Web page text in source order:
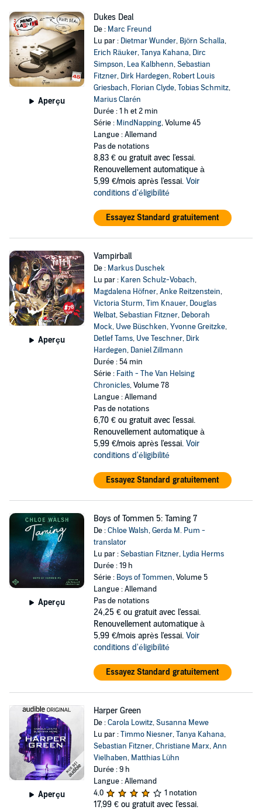
Aperçu
Dukes Deal
De : Marc Freund
Lu par : Dietmar Wunder, Björn Schalla,
Erich Räuker,Tanya Kahana, Dirc
Simpson, Lea Kalbhenn,Sebastian
Fitzner, Dirk Hardegen, Robert Louis
Griesbach, Florian Clyde,Tobias Schmitz,
Marius Clarén
Durée : 1 h et 2 min
Série : MindNapping, Volume 45
Langue : Allemand
Pas de notations
8,83 € ou gratuit avec l'essai.
Renouvellement automatique à
5,99 €/mois après l'essai. Voir
conditions d'éligibilité
Essayez Standard gratuitement
Aperçu
Vampirball
De : Markus Duschek
Lu par : Karen Schulz-Vobach,
Magdalena Höfner,Anke Reitzenstein,
Victoria Sturm,Tim Knauer, Douglas
Welbat,Sebastian Fitzner, Deborah
Mock, Uwe Büschken,Yvonne Greitzke,
Detlef Tams, Uve Teschner, Dirk
Hardegen, Daniel Zillmann
Durée : 54 min
Série : Faith - The Van Helsing
Chronicles, Volume 78
Langue : Allemand
Pas de notations
6,70 € ou gratuit avec l'essai.
Renouvellement automatique à
5,99 €/mois après l'essai. Voir
conditions d'éligibilité
Essayez Standard gratuitement
Aperçu
Boys of Tommen 5: Taming 7
De :Chloe Walsh,Gerda M. Pum -
translator
Lu par :Sebastian Fitzner, Lydia Herms
Durée : 19 h
Série : Boys of Tommen, Volume 5
Langue : Allemand
Pas de notations
24,25 € ou gratuit avec l'essai.
Renouvellement automatique à
5,99 €/mois après l'essai. Voir
conditions d'éligibilité
Essayez Standard gratuitement
Aperçu
Harper Green
De :Carola Lowitz,Susanna Mewe
Lu par :Timmo Niesner,Tanya Kahana,
Sebastian Fitzner,Christiane Marx,Ann
Vielhaben, Matthias Lühn
Durée : 9 h
Langue : Allemand
4,0
1 notation
17,99 € ou gratuit avec l'essai.